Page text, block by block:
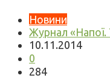
Новини
Журнал «Напої.
10.11.2014
0
284